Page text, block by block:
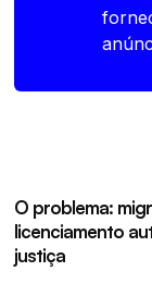
O problema:
licenciamento
justiça